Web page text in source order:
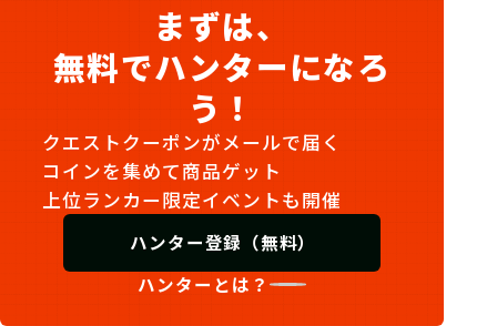
まずは、
無料でハンターになろ
う！
クエストクーポンがメールで届く
コインを集めて商品ゲット
上位ランカー限定イベントも開催
ハンター登録（無料）
ハンターとは？